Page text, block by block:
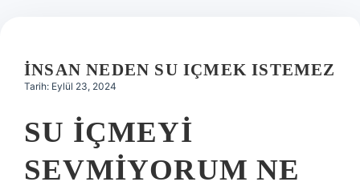
Hakkımızda
İNSAN NEDEN SU IÇMEK ISTEMEZ
Tarih: Eylül 23, 2024
SU IÇMEYI
SEVMIYORUM NE